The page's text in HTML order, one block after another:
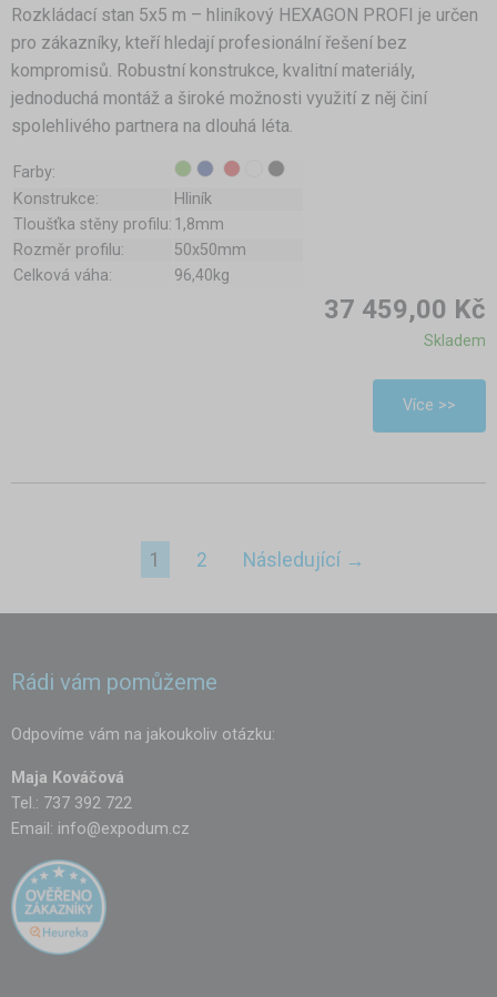
Rozkládací stan 5x5 m – hliníkový HEXAGON PROFI je určen
pro zákazníky, kteří hledají profesionální řešení bez
kompromisů. Robustní konstrukce, kvalitní materiály,
jednoduchá montáž a široké možnosti využití z něj činí
spolehlivého partnera na dlouhá léta.
Farby:
Konstrukce:
Hliník
Tloušťka stěny profilu: 1,8mm
Rozměr profilu:
50x50mm
Celková váha:
96,40kg
37 459,00 Kč
Skladem
Více >>
1 2 Následující →
Rádi vám pomůžeme
Odpovíme vám na jakoukoliv otázku:
Maja Kováčová
Tel.: 737 392 722
Email: info@expodum.cz